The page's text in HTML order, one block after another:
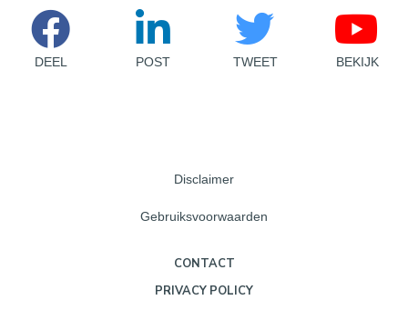
DEEL POST TWEET BEKIJK
Disclaimer
Gebruiksvoorwaarden
CONTACT
PRIVACY POLICY